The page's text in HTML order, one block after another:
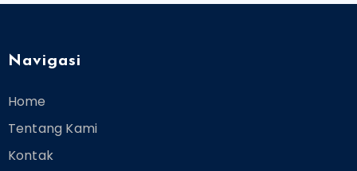
Navigasi
Home
Tentang Kami
Kontak